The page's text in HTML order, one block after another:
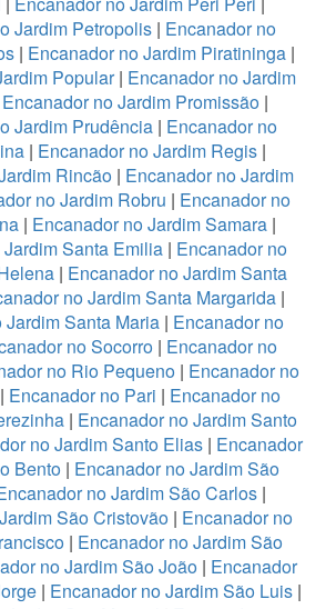
Jardim Petropolis | Encanador no
| Encanador no Jardim Piratininga|
Popular| Encanador no Jardim
Encanador no Jardim Promissão|
Jardim Prudência| Encanador no
| Encanador no Jardim Regis |
Rincão| Encanador no Jardim
no Jardim Robru | Encanador no
| Encanador no Jardim Samara |
Santa Emilia| Encanador no
| Encanador no Jardim Santa
no Jardim Santa Margarida|
Jardim Santa Maria | Encanador no
no Socorro| Encanador no
no Rio Pequeno| Encanador no
Encanador no Pari | Encanador no
| Encanador no Jardim Santo
no Jardim Santo Elias| Encanador
Bento | Encanador no Jardim São
no Jardim São Carlos |
São Cristovão| Encanador no
| Encanador no Jardim São
no Jardim São João | Encanador
| Encanador no Jardim São Luis |